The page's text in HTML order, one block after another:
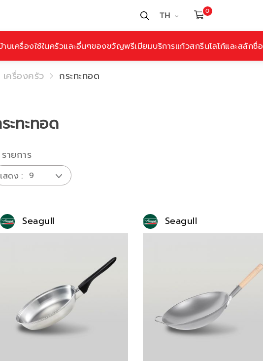
TH 0
านเครื่องใช้ในครัวและอื่นๆของขวัญพรีเมียมบริการแก้วสกรีนโลโก้และสลักชื่อ
เครื่องครัว กระทะทอด
ะทะทอด
ายการ
สดง
Seagull Seagull